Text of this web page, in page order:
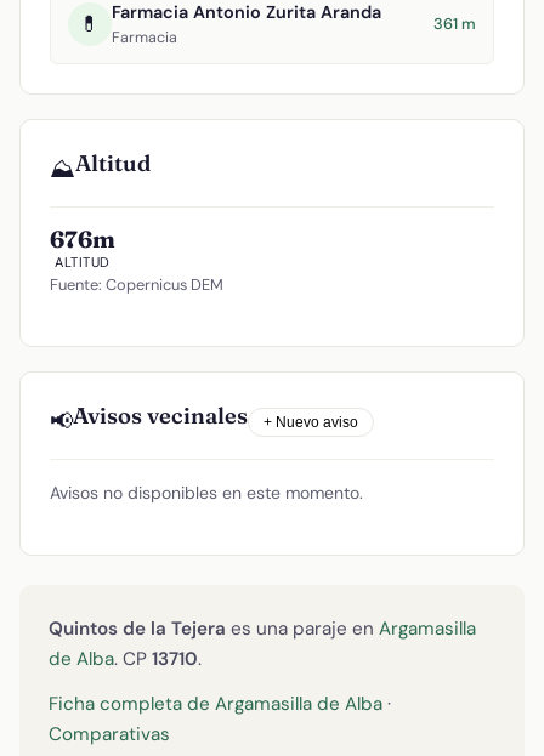
💊 Farmacia Antonio Zurita Aranda
Farmacia
361 m
⛰️Altitud
676m
ALTITUD
Fuente: Copernicus DEM
📢Avisos vecinales + Nuevo aviso
Avisos no disponibles en este momento.
Quintos de la Tejera es una paraje en Argamasilla
de Alba. CP 13710.
Ficha completa de Argamasilla de Alba ·
Comparativas